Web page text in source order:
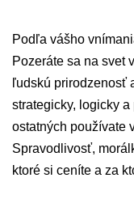
Podľa vášho
Pozeráte sa na svet
ľudskú prirodzenosť
strategicky, logicky
ostatných používate
Spravodlivosť,
ktoré si ceníte a za